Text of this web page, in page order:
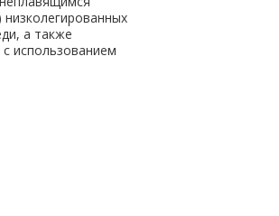
а также
использованием